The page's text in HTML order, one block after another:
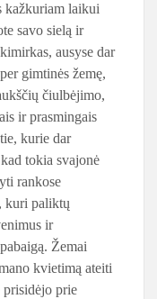
kažkuriam laikui
savo sielą ir
ausyse dar
gimtinės žemę,
čiulbėjimo,
ir prasmingais
kurie dar
tokia svajonė
rankose
kuri paliktų
ir
Žemai
kvietimą ateiti
prie